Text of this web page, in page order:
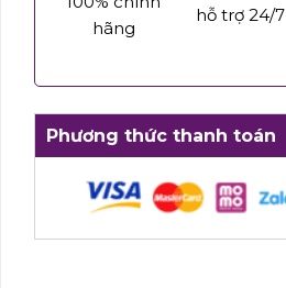
hãng
hỗ trợ 24/7
Phương thức thanh toán